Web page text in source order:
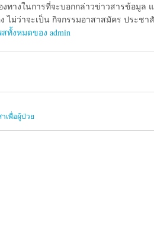
ทางในการที่จะบอกกล่าวข่าวสารข้อมู
ไม่ว่าจะเป็น กิจกรรมอาสาสมัคร ประช
ทั้งหมดของ admin
เพื่อผู้ป่วย